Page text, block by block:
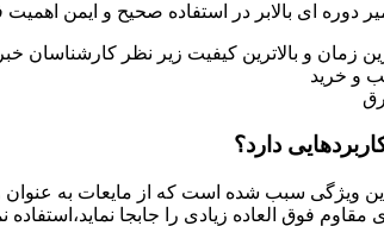
دوره ای بالابر در استفاده صحیح و ایمن اهمیت
ترین زمان و بالاترین کیفیت زیر نظر کارشناسان
و خرید
دارد؟
ویژگی سبب شده است که از مایعات به
فوق العاده زیادی را جابجا نماید،استفاده